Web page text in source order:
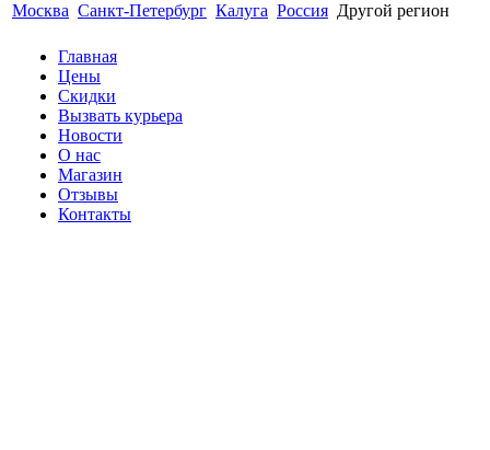
Москва Санкт-Петербург Калуга Россия Другой регион
Главная
Цены
Скидки
Вызвать курьера
Новости
О нас
Магазин
Отзывы
Контакты